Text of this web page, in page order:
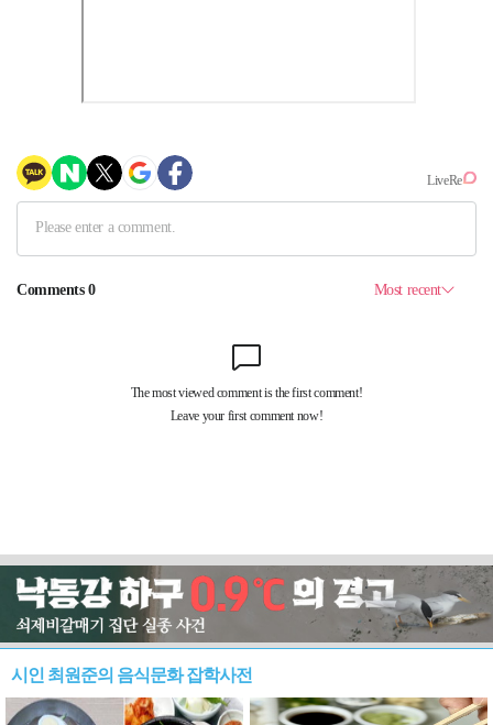
시인 최원준의 음식문화 잡학사전